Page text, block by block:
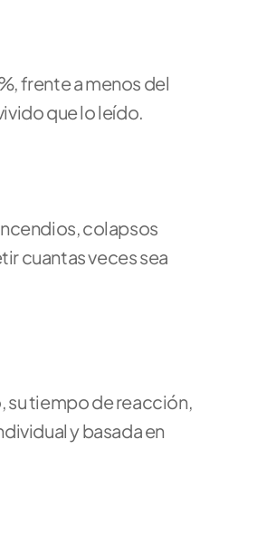
frente a menos del
que lo leído.
colapsos
cuantas veces sea
su tiempo de reacción,
y basada en